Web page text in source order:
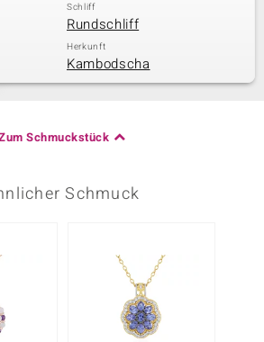
Schliff
Rundschliff
Herkunft
Kambodscha
Schmuckstück
Schmuck